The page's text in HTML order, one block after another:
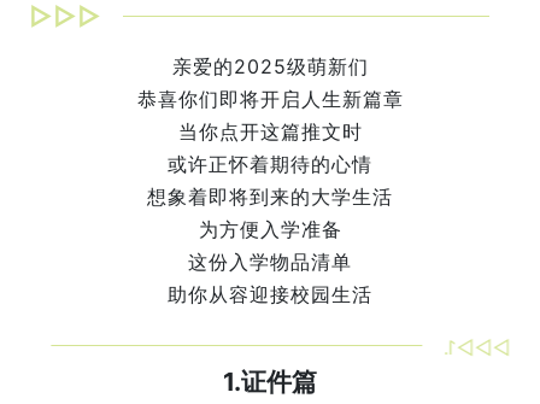
▷▷▷
亲爱的2025级萌新们
恭喜你们即将开启人生新篇章
当你点开这篇推文时
或许正怀着期待的心情
想象着即将到来的大学生活
为方便入学准备
这份入学物品清单
助你从容迎接校园生活
▷▷▷1.
1.证件篇